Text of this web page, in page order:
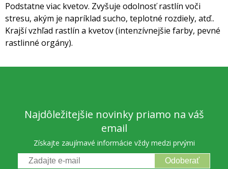
Podstatne viac kvetov. Zvyšuje odolnosť rastlín voči
stresu, akým je napríklad sucho, teplotné rozdiely, atď..
Krajší vzhľad rastlín a kvetov (intenzívnejšie farby, pevné
rastlinné orgány).
Najdôležitejšie novinky priamo na váš
email
Získajte zaujímavé informácie vždy medzi prvými
Odoberať